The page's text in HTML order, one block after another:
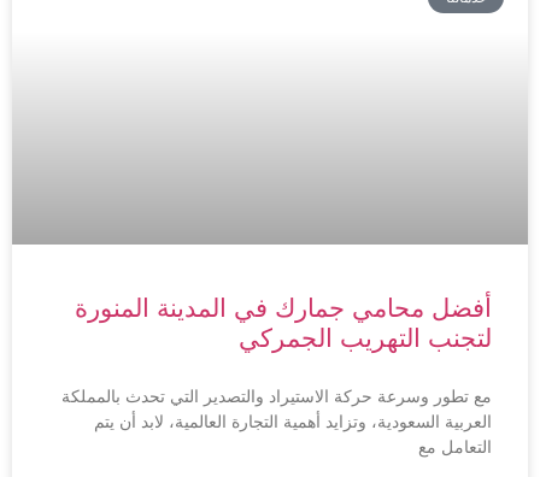
أفضل محامي جمارك في المدينة المنورة
لتجنب التهريب الجمركي
مع تطور وسرعة حركة الاستيراد والتصدير التي تحدث بالمملكة
العربية السعودية، وتزايد أهمية التجارة العالمية، لابد أن يتم
التعامل مع